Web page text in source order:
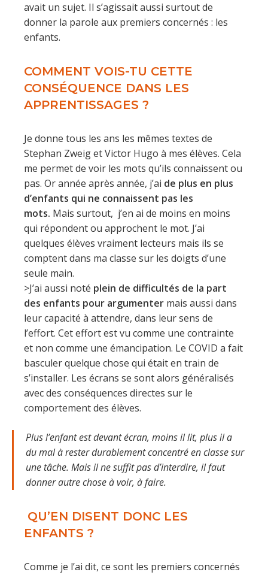
avait un sujet. Il s’agissait aussi surtout de
donner la parole aux premiers concernés : les
enfants.
COMMENT VOIS-TU CETTE
CONSÉQUENCE DANS LES
APPRENTISSAGES ?
Je donne tous les ans les mêmes textes de
Stephan Zweig et Victor Hugo à mes élèves. Cela
me permet de voir les mots qu’ils connaissent ou
pas. Or année après année, j’ai de plus en plus
d’enfants qui ne connaissent pas les
mots. Mais surtout, j’en ai de moins en moins
qui répondent ou approchent le mot. J’ai
quelques élèves vraiment lecteurs mais ils se
comptent dans ma classe sur les doigts d’une
seule main.
>J’ai aussi noté plein de difficultés de la part
des enfants pour argumenter mais aussi dans
leur capacité à attendre, dans leur sens de
l’effort. Cet effort est vu comme une contrainte
et non comme une émancipation. Le COVID a fait
basculer quelque chose qui était en train de
s’installer. Les écrans se sont alors généralisés
avec des conséquences directes sur le
comportement des élèves.
Plus l’enfant est devant écran, moins il lit, plus il a
du mal à rester durablement concentré en classe sur
une tâche. Mais il ne suffit pas d’interdire, il faut
donner autre chose à voir, à faire.
QU’EN DISENT DONC LES
ENFANTS ?
Comme je l’ai dit, ce sont les premiers concernés